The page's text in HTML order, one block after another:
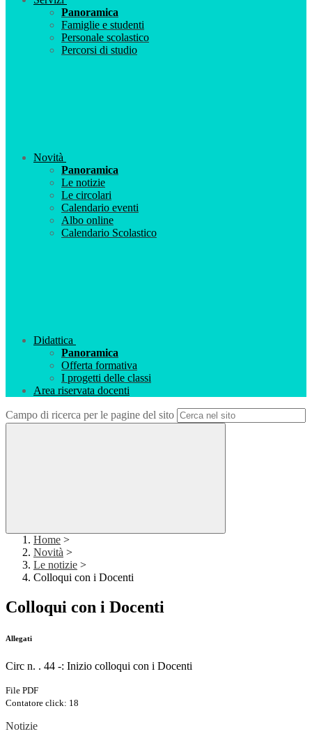
Panoramica
Famiglie e studenti
Personale scolastico
Percorsi di studio
Novità
Panoramica
Le notizie
Le circolari
Calendario eventi
Albo online
Calendario Scolastico
Didattica
Panoramica
Offerta formativa
I progetti delle classi
Area riservata docenti
Campo di ricerca per le pagine del sito
Home >
Novità >
Le notizie >
Colloqui con i Docenti
Colloqui con i Docenti
Allegati
Circ n. . 44 -: Inizio colloqui con i Docenti
File PDF
Contatore click: 18
Notizie